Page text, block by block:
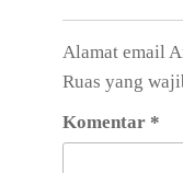
Alamat email
Ruas yang
Komentar *